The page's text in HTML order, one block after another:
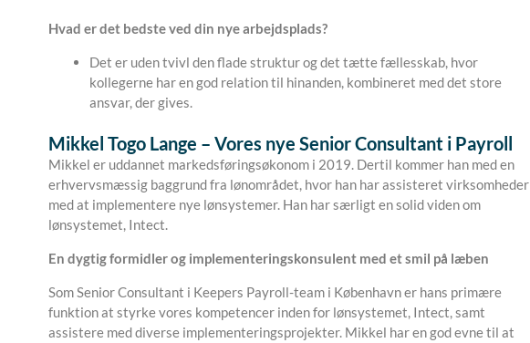
Hvad er det bedste ved din nye arbejdsplads?
Det er uden tvivl den flade struktur og det tætte fællesskab, hvor
kollegerne har en god relation til hinanden, kombineret med det store
ansvar, der gives.
Mikkel Togo Lange – Vores nye Senior Consultant i Payroll
Mikkel er uddannet markedsføringsøkonom i 2019. Dertil kommer han med en
erhvervsmæssig baggrund fra lønområdet, hvor han har assisteret virksomheder
med at implementere nye lønsystemer. Han har særligt en solid viden om
lønsystemet, Intect.
En dygtig formidler og implementeringskonsulent med et smil på læben
Som Senior Consultant i Keepers Payroll-team i København er hans primære
funktion at styrke vores kompetencer inden for lønsystemet, Intect, samt
assistere med diverse implementeringsprojekter. Mikkel har en god evne til at